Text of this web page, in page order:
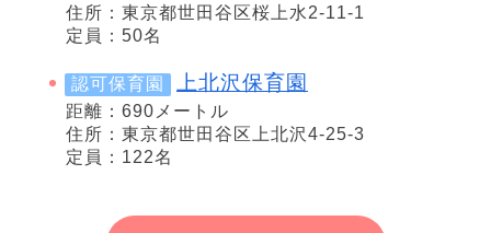
住所：東京都世田谷区桜上水2-11-1
定員：50名
認可保育園 上北沢保育園
距離：690メートル
住所：東京都世田谷区上北沢4-25-3
定員：122名